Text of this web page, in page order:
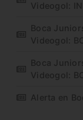
Videogol:
Boca
Videogol:
Boca
Videogol:
Alerta en